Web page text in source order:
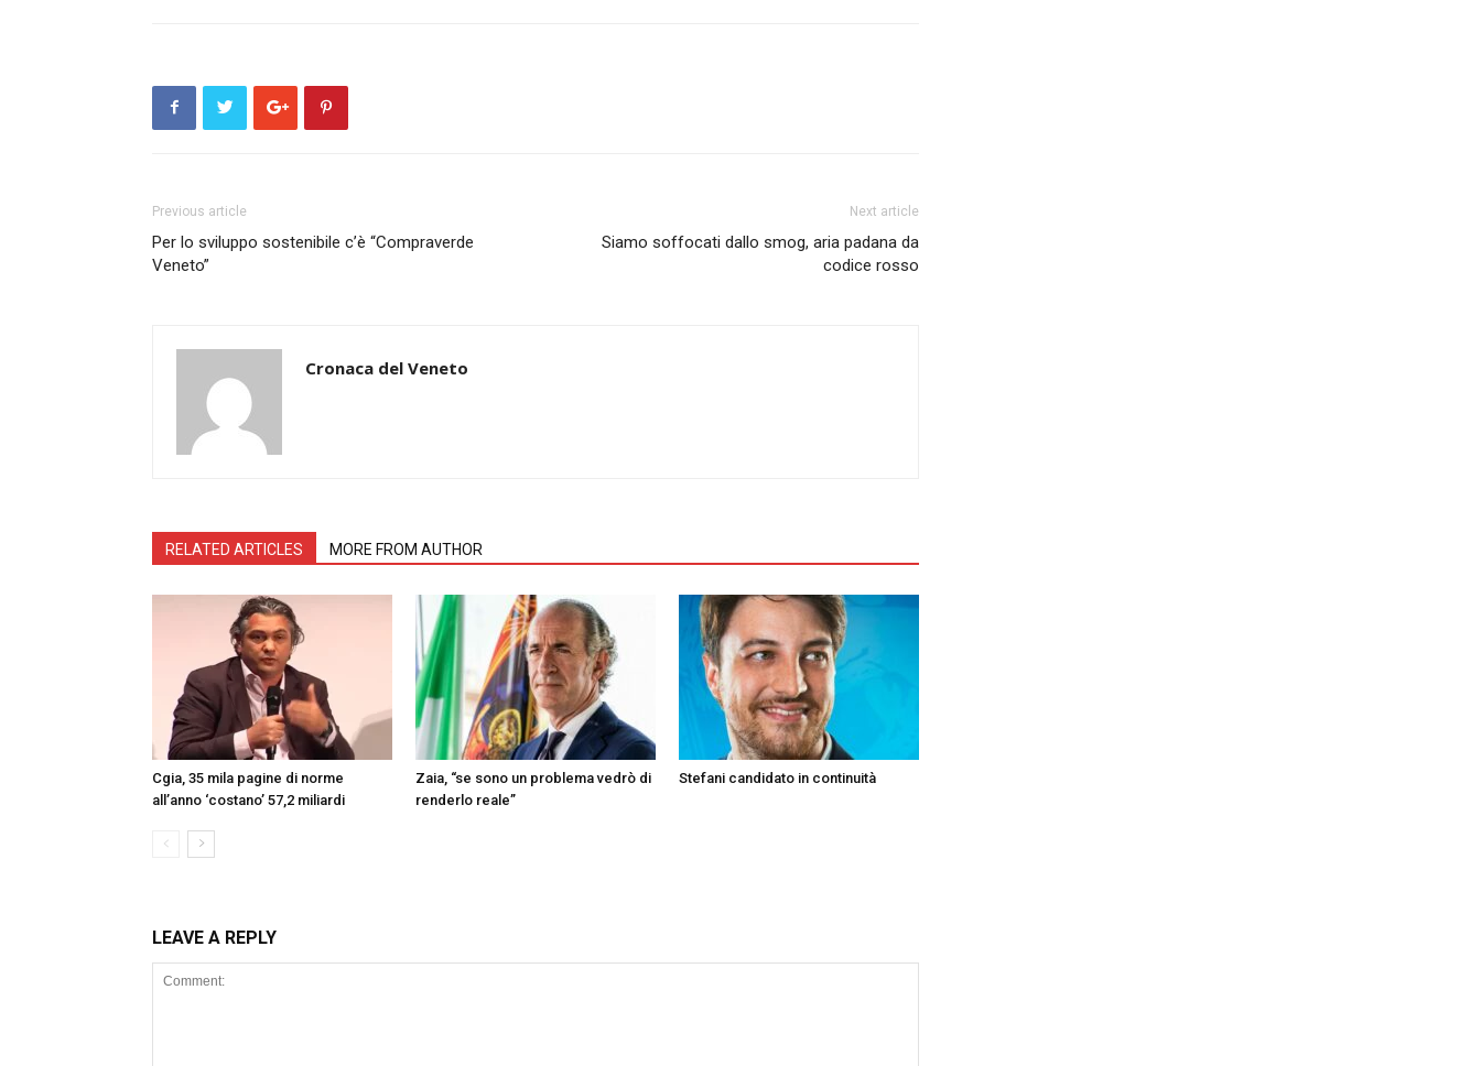
Previous article
Per lo sviluppo sostenibile c’è “Compraverde
Veneto”
Next article
Siamo soffocati dallo smog, aria padana da
codice rosso
Cronaca del Veneto
RELATED ARTICLES MORE FROM AUTHOR
Cgia, 35 mila pagine di norme
all’anno ‘costano’ 57,2 miliardi
Zaia, “se sono un problema vedrò di
renderlo reale”
Stefani candidato in continuità
LEAVE A REPLY